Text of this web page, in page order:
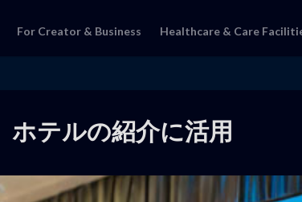
For Creator & Business Healthcare & Care
ホテルの紹介に活用